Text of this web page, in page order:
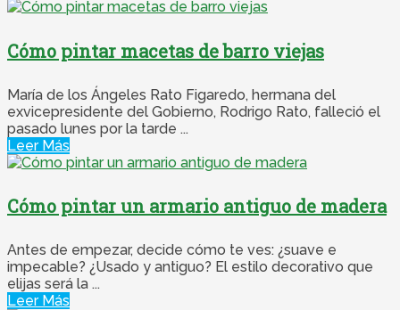
Cómo pintar macetas de barro viejas
María de los Ángeles Rato Figaredo, hermana del
exvicepresidente del Gobierno, Rodrigo Rato, falleció el
pasado lunes por la tarde ...
Leer Más
Cómo pintar un armario antiguo de madera
Antes de empezar, decide cómo te ves: ¿suave e
impecable? ¿Usado y antiguo? El estilo decorativo que
elijas será la ...
Leer Más